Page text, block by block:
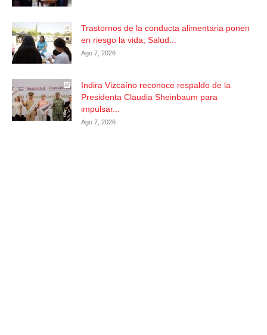
Trastornos de la conducta alimentaria ponen
en riesgo la vida; Salud...
Ago 7, 2026
Indira Vizcaíno reconoce respaldo de la
Presidenta Claudia Sheinbaum para
impulsar...
Ago 7, 2026